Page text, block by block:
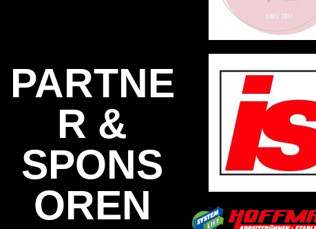
PARTNE
R &
SPONS
OREN